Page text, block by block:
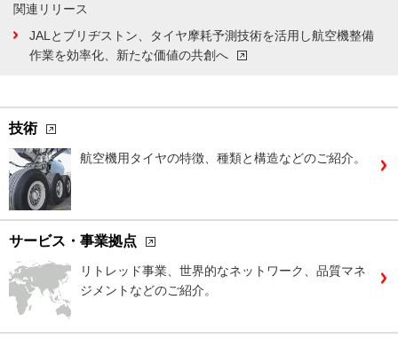
関連リリース
JALとブリヂストン、タイヤ摩耗予測技術を活用し航空機整備
作業を効率化、新たな価値の共創へ
技術
航空機用タイヤの特徴、種類と構造などのご紹介。
サービス・事業拠点
リトレッド事業、世界的なネットワーク、品質マネ
ジメントなどのご紹介。